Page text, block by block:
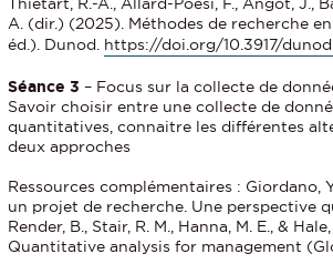
Thiétart, R.-A., Allard-Poesi, F., Angot, J.,
A. (dir.) (2025). Méthodes de recherche
éd.). Dunod. https://doi.org/10.3917/
Séance 3 – Focus sur la collecte de
Savoir choisir entre une collecte de
quantitatives, connaitre les différentes
deux approches
Ressources complémentaires : Giordano,
un projet de recherche. Une perspective
Render, B., Stair, R. M., Hanna, M. E., &
Quantitative analysis for management